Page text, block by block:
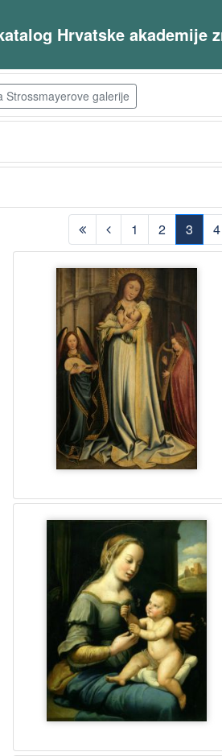
Hrvatske akademije
Strossmayerove galerije
1 2
3
(current)
4